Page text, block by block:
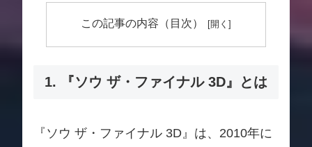
この記事の内容（目次）
1. 『ソウ ザ・ファイナル 3D』とは
『ソウ ザ・ファイナル 3D』は、2010年に